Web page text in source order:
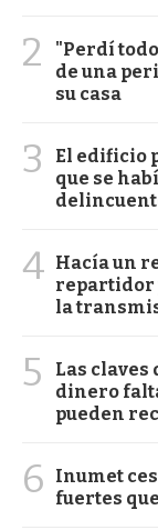
2
"Perdí
de una
su casa
3
El edificio
que se
4 Hacía un
repartidor
la
5
Las claves
dinero
pueden
6
Inumet
fuertes